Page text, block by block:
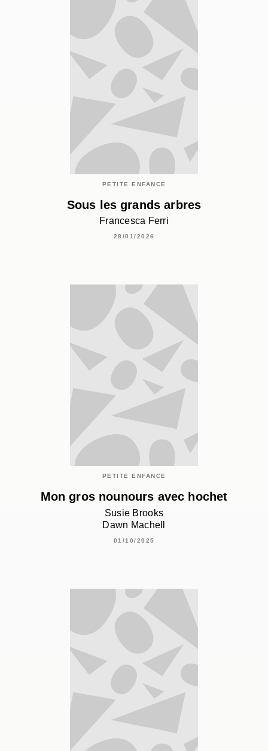
PETITE ENFANCE
Sous les grands arbres
Francesca Ferri
28/01/2026
PETITE ENFANCE
Mon gros nounours avec hochet
Susie Brooks
Dawn Machell
01/10/2025